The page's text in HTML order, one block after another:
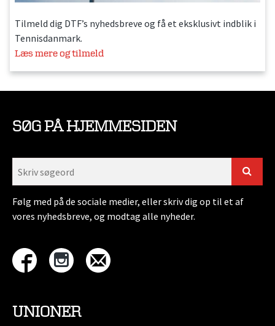
Tilmeld dig DTF’s nyhedsbreve og få et eksklusivt indblik i
Tennisdanmark.
Læs mere og tilmeld
SØG PÅ HJEMMESIDEN
Følg med på de sociale medier, eller skriv dig op til et af
vores nyhedsbreve, og modtag alle nyheder.
UNIONER